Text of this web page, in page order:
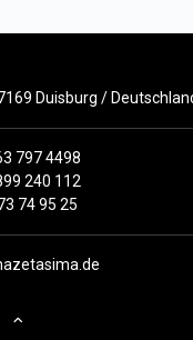
Duisburg /
797 4498
240 112
74 95 25